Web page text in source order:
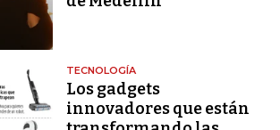
TECNOLOGÍA
Los gadgets
innovadores que están